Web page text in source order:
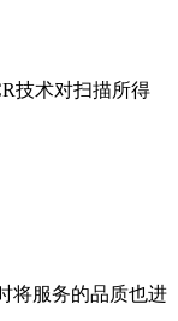
技术对扫描所得
将服务的品质也进